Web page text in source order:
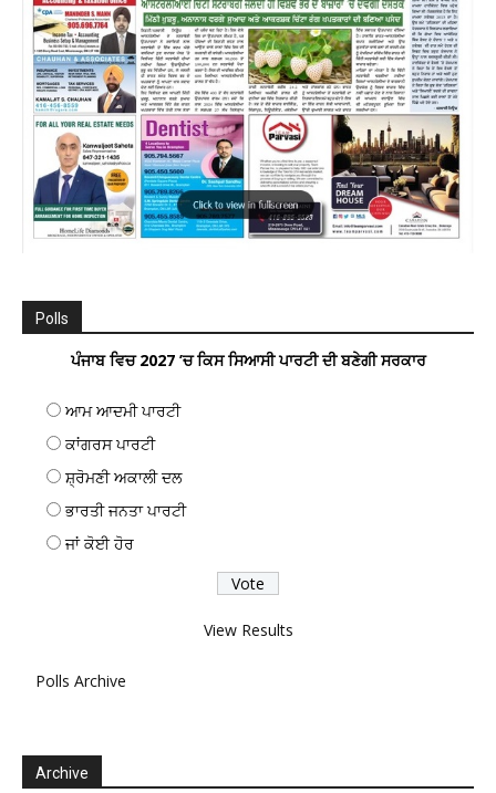
Polls
ਪੰਜਾਬ ਵਿਚ 2027 ’ਚ ਕਿਸ ਸਿਆਸੀ ਪਾਰਟੀ ਦੀ ਬਣੇਗੀ ਸਰਕਾਰ
ਆਮ ਆਦਮੀ ਪਾਰਟੀ
ਕਾਂਗਰਸ ਪਾਰਟੀ
ਸ਼੍ਰੋਮਣੀ ਅਕਾਲੀ ਦਲ
ਭਾਰਤੀ ਜਨਤਾ ਪਾਰਟੀ
ਜਾਂ ਕੋਈ ਹੋਰ
View Results
Polls Archive
Archive